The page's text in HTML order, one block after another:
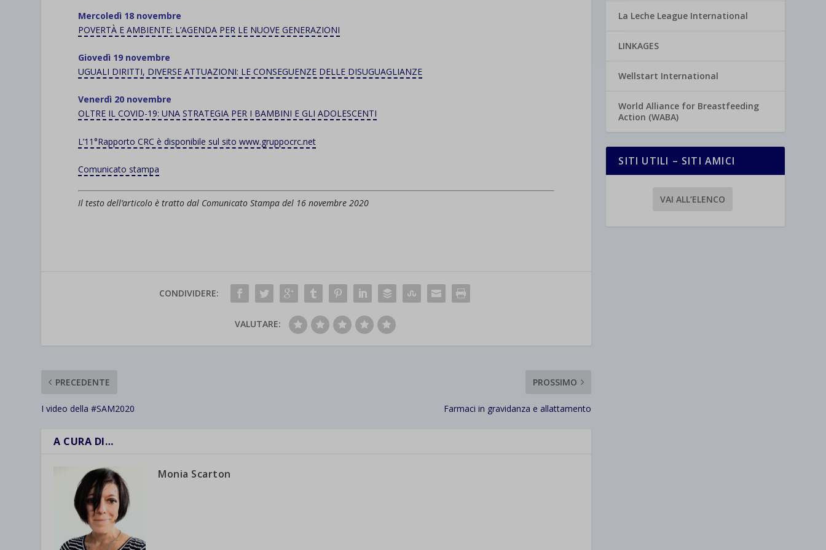
Mercoledì 18 novembre
POVERTÀ E AMBIENTE: L’AGENDA PER LE NUOVE GENERAZIONI
Giovedì 19 novembre
UGUALI DIRITTI, DIVERSE ATTUAZIONI: LE CONSEGUENZE DELLE DISUGUAGLIANZE
Venerdì 20 novembre
OLTRE IL COVID-19: UNA STRATEGIA PER I BAMBINI E GLI ADOLESCENTI
L’11°Rapporto CRC è disponibile sul sito www.gruppocrc.net
Comunicato stampa
Il testo dell’articolo è tratto dal Comunicato Stampa del 16 novembre 2020
CONDIVIDERE:
VALUTARE:
PRECEDENTE
I video della #SAM2020
PROSSIMO
Farmaci in gravidanza e allattamento
A CURA DI…
Monia Scarton
La Leche League International
LINKAGES
Wellstart International
World Alliance for Breastfeeding
Action (WABA)
SITI UTILI – SITI AMICI
VAI ALL’ELENCO
wpc*